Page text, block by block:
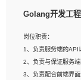
2、熟悉PostgreSQL
4、熟悉Hadoop、
5、熟悉linux或任意
Golang开发工程
岗位职责：
1、负责服务端的API
2、负责与保证服务
3、负责配合前端界面